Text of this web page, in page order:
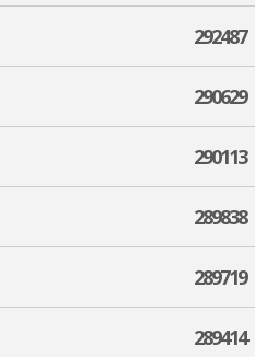
292487
290629
290113
289838
289719
289414